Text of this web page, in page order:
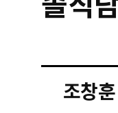
조창훈